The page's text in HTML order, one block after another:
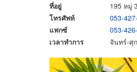
ที่อยู่
195 หมู่
โทรศัพท์
053-
แฟกซ์
053-
เวลาทำการ
จันทร์-ศุ